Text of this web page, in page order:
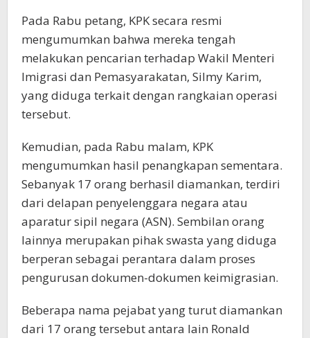
Pada Rabu petang, KPK secara resmi
mengumumkan bahwa mereka tengah
melakukan pencarian terhadap Wakil Menteri
Imigrasi dan Pemasyarakatan, Silmy Karim,
yang diduga terkait dengan rangkaian operasi
tersebut.
Kemudian, pada Rabu malam, KPK
mengumumkan hasil penangkapan sementara.
Sebanyak 17 orang berhasil diamankan, terdiri
dari delapan penyelenggara negara atau
aparatur sipil negara (ASN). Sembilan orang
lainnya merupakan pihak swasta yang diduga
berperan sebagai perantara dalam proses
pengurusan dokumen-dokumen keimigrasian.
Beberapa nama pejabat yang turut diamankan
dari 17 orang tersebut antara lain Ronald